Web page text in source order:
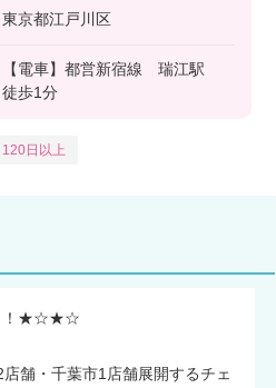
東京都江戸川区
【電車】都営新宿線 瑞江駅
徒歩1分
日以上
！★☆★☆
舗・千葉市1店舗展開するチェ